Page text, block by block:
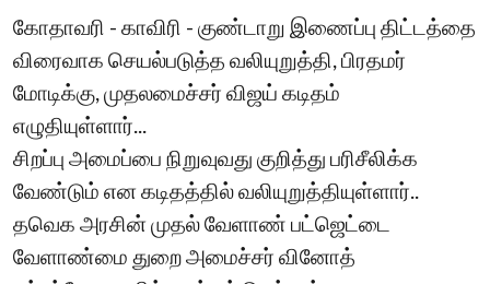
கோதாவரி - காவிரி - குண்டாறு இணைப்பு திட்டத்தை
விரைவாக செயல்படுத்த வலியுறுத்தி, பிரதமர்
மோடிக்கு, முதலமைச்சர் விஜய் கடிதம்
எழுதியுள்ளார்...
சிறப்பு அமைப்பை நிறுவுவது குறித்து பரிசீலிக்க
வேண்டும் என கடிதத்தில் வலியுறுத்தியுள்ளார்..
தவெக அரசின் முதல் வேளாண் பட்ஜெட்டை
வேளாண்மை துறை அமைச்சர் வினோத்